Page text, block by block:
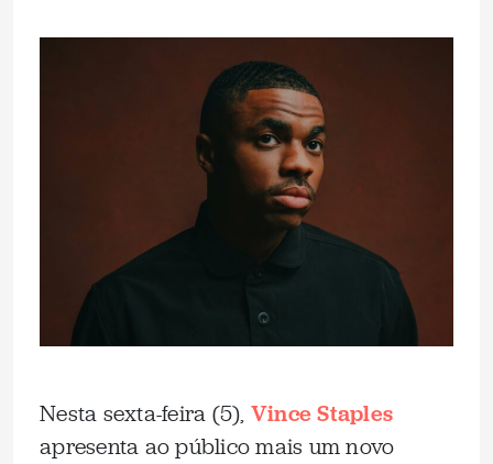
Nesta sexta-feira (5), Vince Staples
apresenta ao público mais um novo